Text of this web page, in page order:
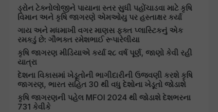
ડ્રોન ટેક્નોલોજીને પાયાના સ્તર સુધી પહોંચાડવા માટે કૃષિ
વિમાન અને કૃષિ જાગરણે એમઓયુ પર હસ્તાક્ષર કર્યા
ગાય અને મધમાખી વગર માણસ ફક્ત પ્લાસ્ટિકનું એક
રમકડું છે: ગૌભક્ત રમેશભાઈ રૂપારેલીયા
કૃષિ જાગરણ મીડિયાએ કર્યા ૨૮ વર્ષ પૂર્ણ, જાણો કેવી રહી
યાત્રા
દેશના વિકાસમાં ખેડૂતોની ભાગીદારીની ઉજવણી કરશે કૃષિ
જાગરણ, ભારત સહિત 30 થી વધુ દેશોના ખેડૂતો જોડાશે
કૃષિ જાગરણની પહેલ MFOI 2024 થી જોડાશે દેશભરના
731 કેવીકે